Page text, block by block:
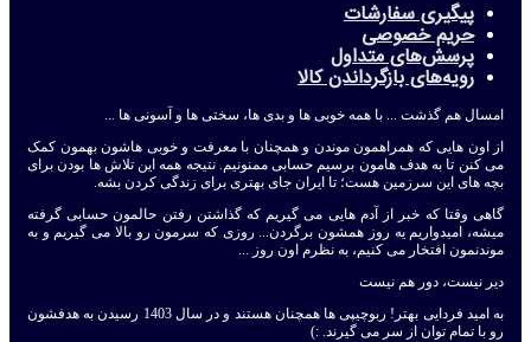
پیگیری سفارشات
حریم خصوصی
پرسش‌های متداول
رویه‌های بازگرداندن کالا
امسال هم گذشت ... با همه خوبی ها و بدی ها، سختی ها و آسونی ها ...
از اون هایی که همراهمون موندن و همچنان با معرفت و خوبی هاشون بهمون کمک
می کنن تا به هدف هامون برسیم حسابی ممنونیم. نتیجه همه این تلاش ها بودن برای
بچه های این سرزمین هست؛ تا ایران جای بهتری برای زندگی کردن بشه.
گاهی وقتا که خبر از آدم هایی می گیریم که گذاشتن رفتن حالمون حسابی گرفته
میشه، امیدواریم یه روز همشون برگردن... روزی که سرمون رو بالا می گیریم و به
موندنمون افتخار می کنیم، به نظرم اون روز ...
دیر نیست، دور هم نیست
به امید فردایی بهتر! ربوچیپی ها همچنان هستند و در سال 1403 رسیدن به هدفشون
رو با تمام توان از سر می گیرند. :)